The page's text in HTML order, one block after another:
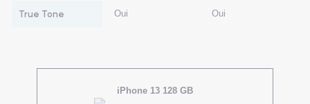
True Tone Oui Oui
iPhone 13 128 GB